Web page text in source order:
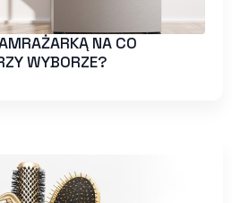
NA CO
WYBORZE?